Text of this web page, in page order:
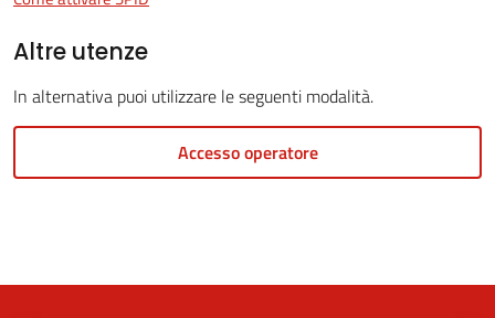
line
Tutti
argomenti
Altre utenze
In alternativa puoi utilizzare le seguenti modalità.
Accesso operatore